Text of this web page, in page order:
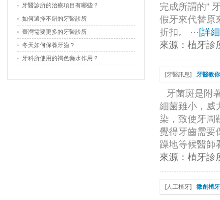
牙醫診所的治療項目有哪些？
如何選擇不錯的牙醫診所
臺灣需要更多的牙醫診所
冬天如何保養牙齒？
牙科所使用的褐色藥水作用？
完成所謂的“
假牙來代替原
折扣。 ··· [詳
來源： 植牙診
[牙醫訊息] 牙醫教
牙菌斑是附
細菌雖小，威
染，致使牙周
覺得牙齒需要
躁地等候醫師
來源： 植牙診
[人工植牙] 微創植